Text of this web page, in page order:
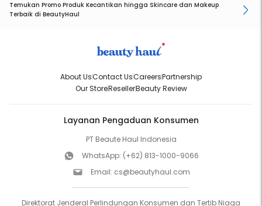
Temukan Promo Produk Kecantikan hingga Skincare dan Makeup
Terbaik di BeautyHaul
About UsContact UsCareersPartnership
Our StoreResellerBeauty Review
Layanan Pengaduan Konsumen
PT Beaute Haul Indonesia
WhatsApp: (+62) 813-1000-9066
Email: cs@beautyhaul.com
Direktorat Jenderal Perlindungan Konsumen dan Tertib Niaga